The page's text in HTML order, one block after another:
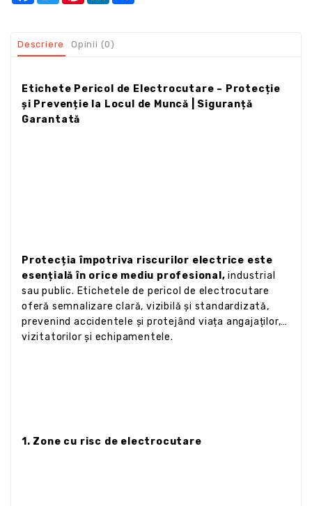
Descriere Opinii (0)
Etichete Pericol de Electrocutare – Protecție
și Prevenție la Locul de Muncă | Siguranță
Garantată
Protecția împotriva riscurilor electrice este
esențială în orice mediu profesional, industrial
sau public. Etichetele de pericol de electrocutare
oferă semnalizare clară, vizibilă și standardizată,
prevenind accidentele și protejând viața angajaților,
vizitatorilor și echipamentele.
1. Zone cu risc de electrocutare